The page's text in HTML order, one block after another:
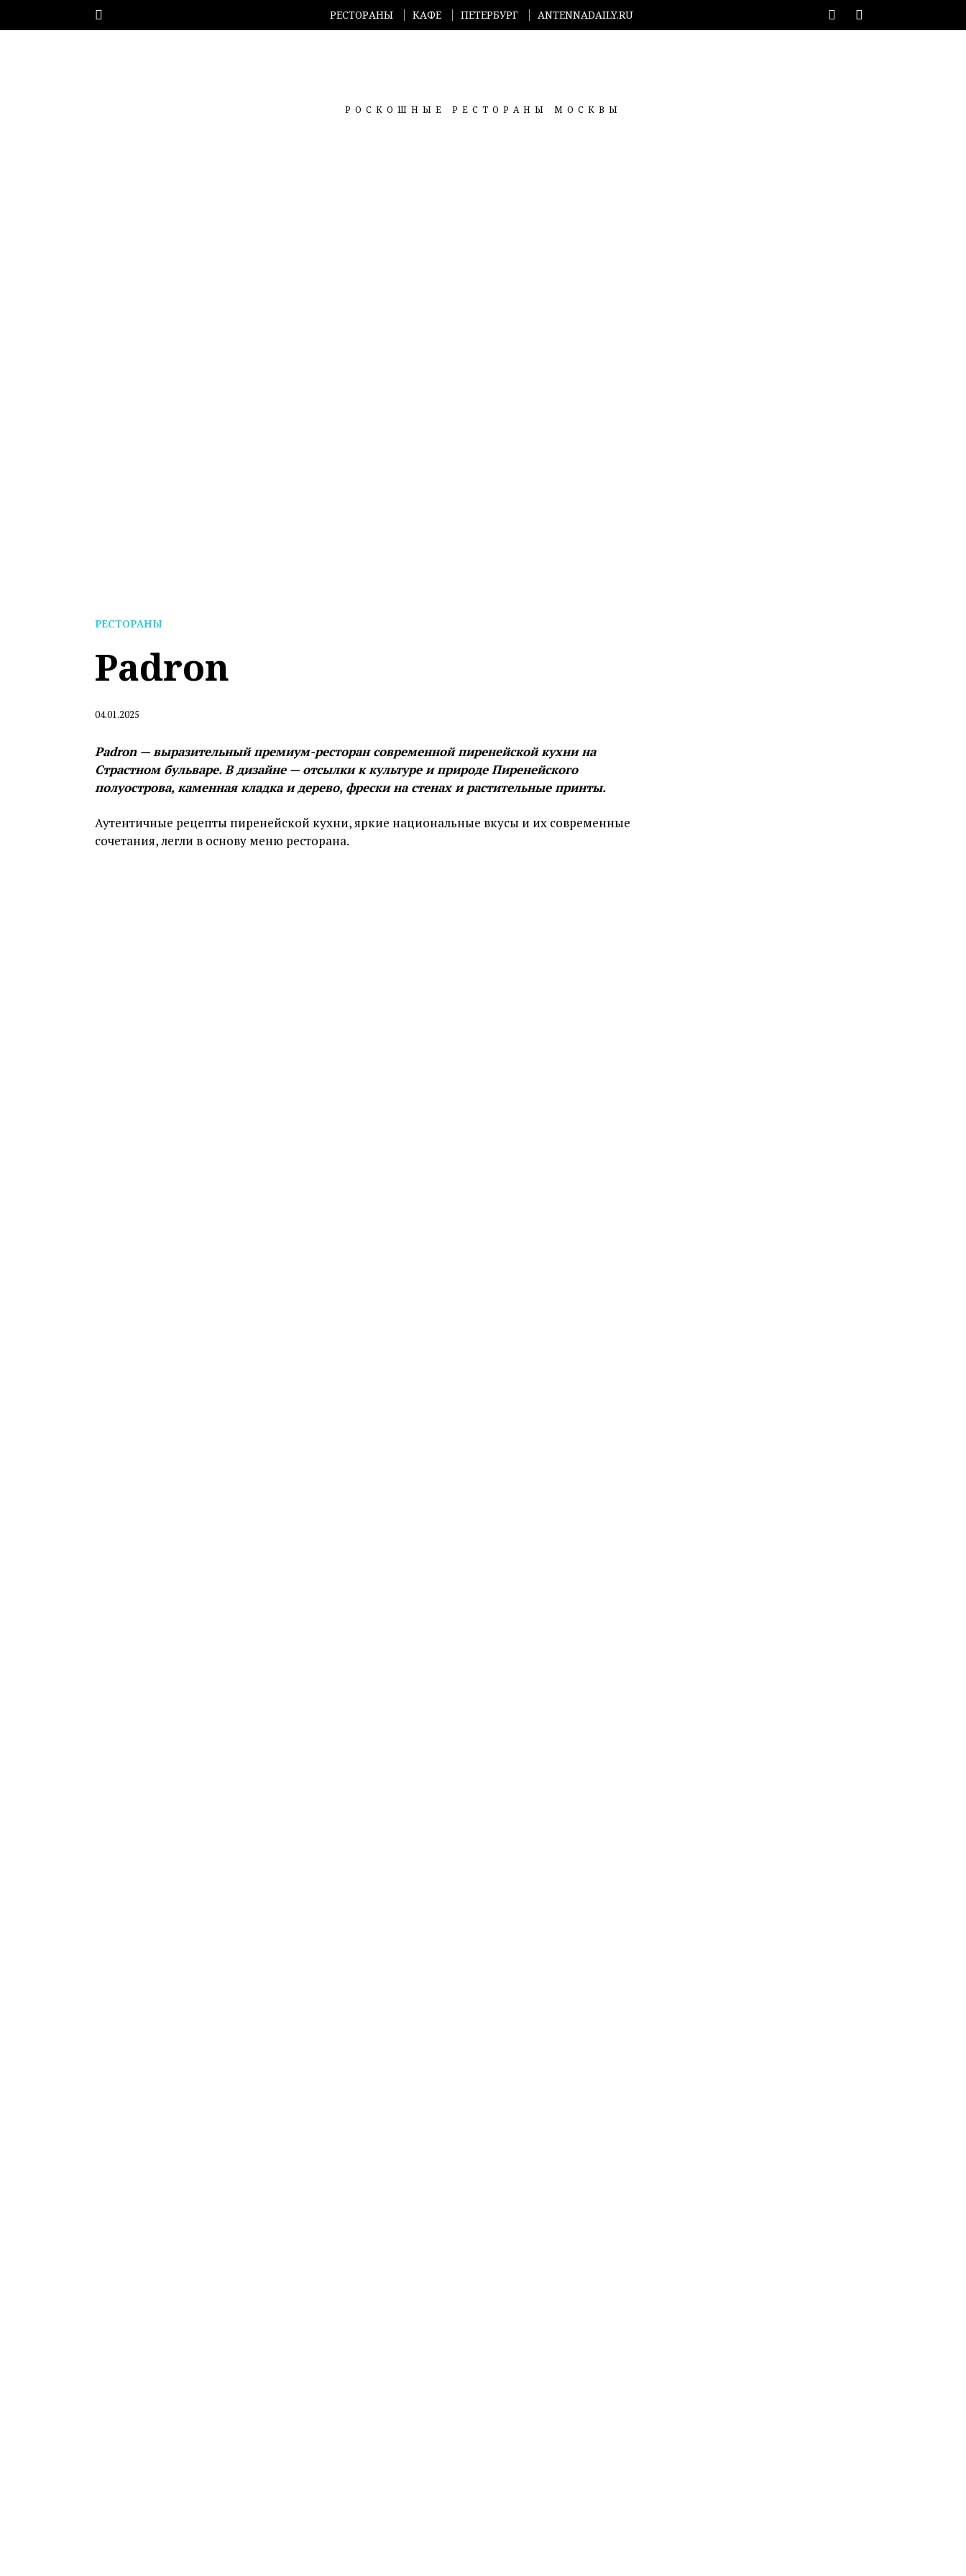
РЕСТОРАНЫ КАФЕ ПЕТЕРБУРГ ANTENNADAILY.RU
РОСКОШНЫЕ РЕСТОРАНЫ МОСКВЫ
РЕСТОРАНЫ
Padron
04.01.2025
Padron — выразительный премиум-ресторан современной пиренейской кухни на
Страстном бульваре. В дизайне — отсылки к культуре и природе Пиренейского
полуострова, каменная кладка и дерево, фрески на стенах и растительные принты.
Аутентичные рецепты пиренейской кухни, яркие национальные вкусы и их современные
сочетания, легли в основу меню ресторана.